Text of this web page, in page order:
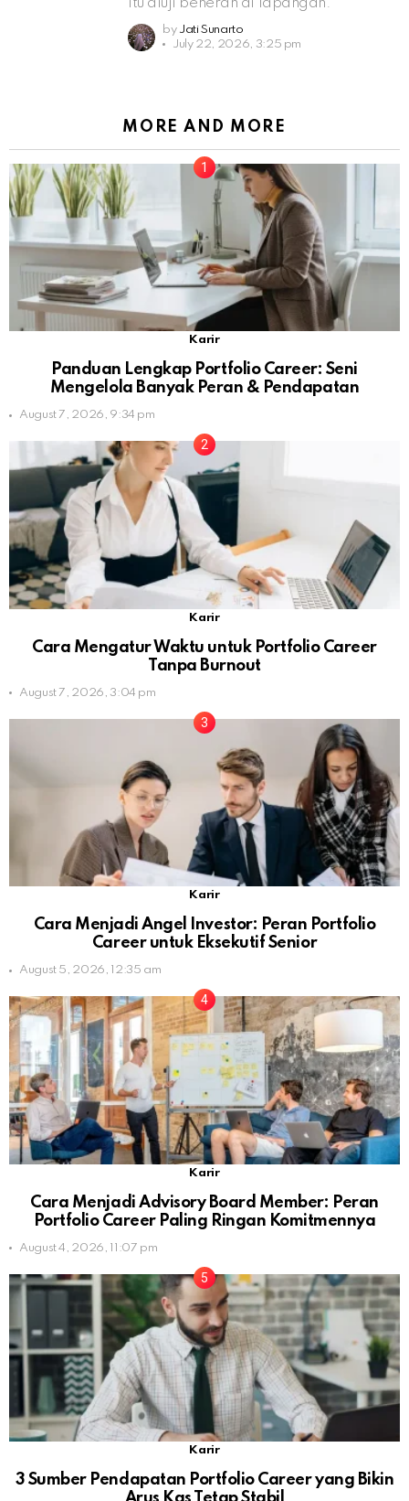
itu diuji beneran di lapangan.
by Jati Sunarto
July 22, 2026, 3:25 pm
MORE AND MORE
Karir
Panduan Lengkap Portfolio Career: Seni
Mengelola Banyak Peran & Pendapatan
August 7, 2026, 9:34 pm
Karir
Cara Mengatur Waktu untuk Portfolio Career
Tanpa Burnout
August 7, 2026, 3:04 pm
Karir
Cara Menjadi Angel Investor: Peran Portfolio
Career untuk Eksekutif Senior
August 5, 2026, 12:35 am
Karir
Cara Menjadi Advisory Board Member: Peran
Portfolio Career Paling Ringan Komitmennya
August 4, 2026, 11:07 pm
Karir
3 Sumber Pendapatan Portfolio Career yang Bikin